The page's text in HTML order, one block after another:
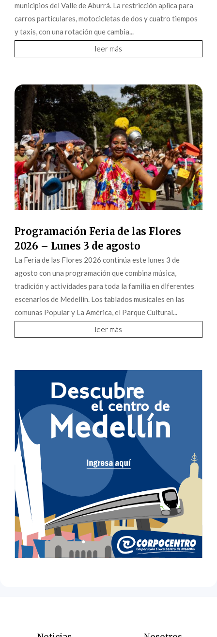
municipios del Valle de Aburrá. La restricción aplica para
carros particulares, motocicletas de dos y cuatro tiempos
y taxis, con una rotación que cambia...
leer más
Programación Feria de las Flores
2026 – Lunes 3 de agosto
La Feria de las Flores 2026 continúa este lunes 3 de
agosto con una programación que combina música,
tradición y actividades para toda la familia en diferentes
escenarios de Medellín. Los tablados musicales en las
comunas Popular y La América, el Parque Cultural...
leer más